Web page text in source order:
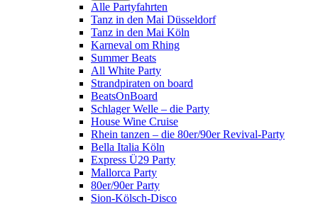
Alle Partyfahrten
Tanz in den Mai Düsseldorf
Tanz in den Mai Köln
Karneval om Rhing
Summer Beats
All White Party
Strandpiraten on board
BeatsOnBoard
Schlager Welle – die Party
House Wine Cruise
Rhein tanzen – die 80er/90er Revival-Party
Bella Italia Köln
Express Ü29 Party
Mallorca Party
80er/90er Party
Sion-Kölsch-Disco